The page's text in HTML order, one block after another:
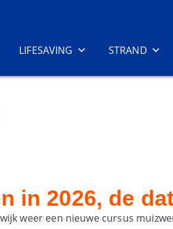
LIFESAVING STRAND
in 2026, de
weer een nieuwe cursus